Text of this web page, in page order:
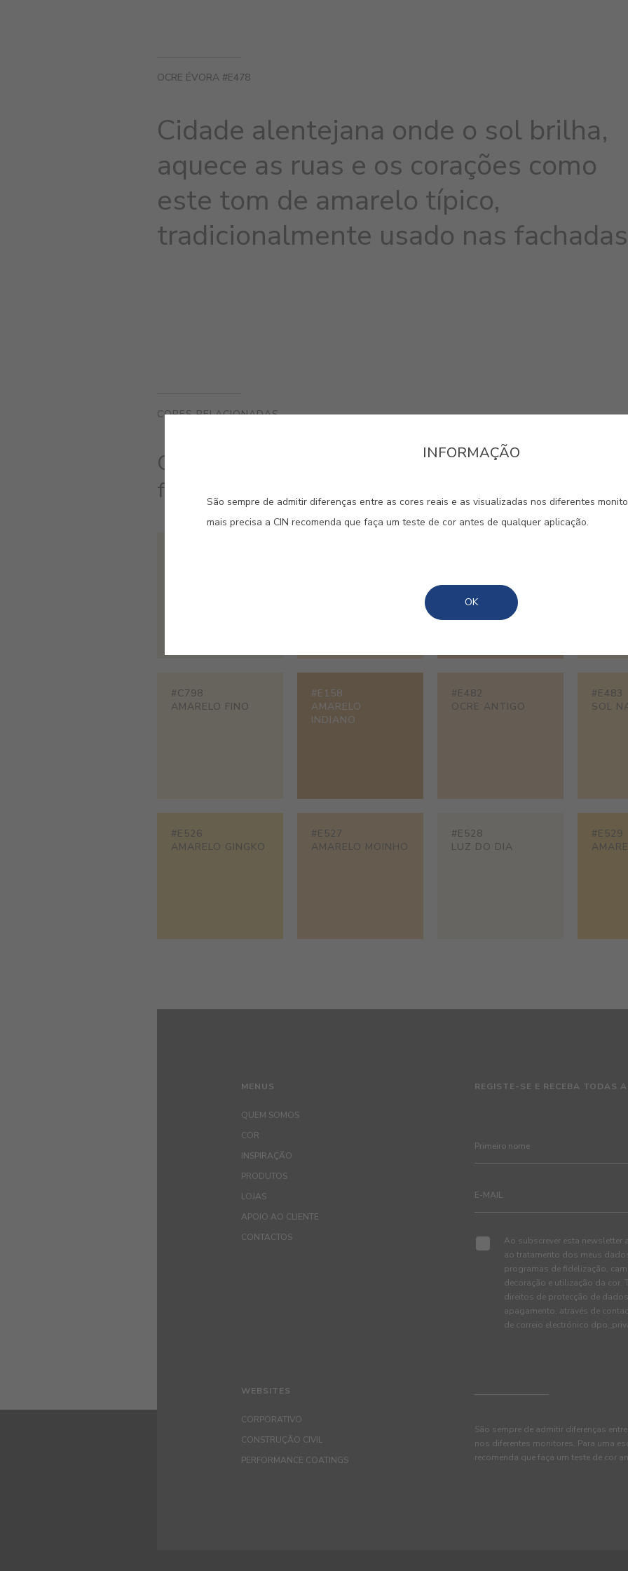
OCRE ÉVORA #E478
Cidade alentejana onde o sol brilha,
aquece as ruas e os corações como
este tom de amarelo típico,
tradicionalmente usado nas
CORES RELACIONADAS
Cores que pela sua luminosidade conferem à
fachada uma personalidade única e repleta de
#C798
AMARELO FINO
#E158
AMARELO
INDIANO
#E482
OCRE ANTIGO
#E483
SOL
#E526
AMARELO GINGKO
#E527
AMARELO MOINHO
#E528
LUZ DO DIA
#E529
MENUS
QUEM SOMOS
COR
INSPIRAÇÃO
PRODUTOS
LOJAS
APOIO AO CLIENTE
CONTACTOS
REGISTE-SE E RECEBA TODAS
Ao subscrever esta newsletter
ao tratamento dos meus
programas de fidelização,
decoração e utilização da cor.
direitos de protecção de
apagamento, através de
de correio electrónico
WEBSITES
CORPORATIVO
CONSTRUÇÃO CIVIL
PERFORMANCE COATINGS
São sempre de admitir diferenças
nos diferentes monitores. Para uma
recomenda que faça um teste de cor
INFORMAÇÃO
São sempre de admitir diferenças entre as cores reais e as visualizadas nos diferentes
mais precisa a CIN recomenda que faça um teste de cor antes de qualquer aplicação.
OK